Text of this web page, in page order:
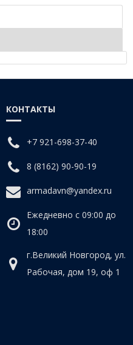
ХВОСТОВИКОМ
ПОКРЫТИЕМ ИЗ
10902
КОНТАКТЫ
+7 921-698-37-40
8 (8162) 90-90-19
armadavn@yandex.ru
Ежедневно с 09:00 до
18:00
г.Великий Новгород, ул.
Рабочая, дом 19, оф 1